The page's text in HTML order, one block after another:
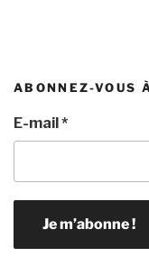
ABONNEZ-VOUS
E-mail*